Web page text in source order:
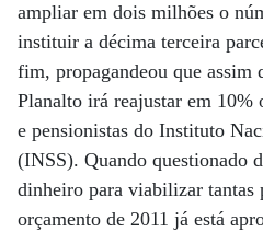
ampliar em dois milhões o
instituir a décima terceira
fim, propagandeou que assim
Planalto irá reajustar em 10%
e pensionistas do Instituto
(INSS). Quando questionado
dinheiro para viabilizar tantas
orçamento de 2011 já está